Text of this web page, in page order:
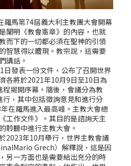
羅馬第74屆義大利主教團大會開幕
闡明《教會憲章》的內容，也就
而下的一切都必須在聖神的引領
智慧得以體現。教宗說，這需要
講話。
日發表一份文件，公布了召開世界
各將於2021年10月9日至10日為
揭開序幕。隨後，會議分為教
，其中包括徵詢意見和進行分
在羅馬進入最高峰。主教大會總
工作文件》。其目的是諮詢天主
聆聽中進行主教大會。
2023年10月舉行，世界主教會議
Grech）解釋說，這是因
另一方面也是需要給出充分的時